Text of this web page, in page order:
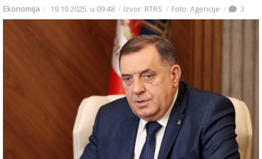
Ekonomija 19.10.2025. u 09:48 Izvor: RTRS Foto: Agencije 3